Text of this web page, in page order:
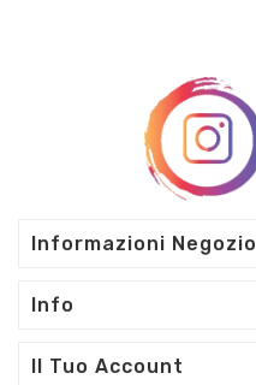
Informazioni Negozio
Info
Il Tuo Account